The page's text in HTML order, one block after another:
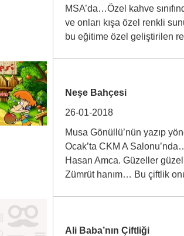
MSA’da…Özel kahve
ve onları kışa özel renkli
bu eğitime özel geliştirilen
Neşe Bahçesi
26-01-2018
Musa Gönüllü’nün yazıp
Ocak’ta CKM A
Hasan Amca. Güzeller
Zümrüt hanım… Bu çiftlik
Ali Baba’nın Çiftliği